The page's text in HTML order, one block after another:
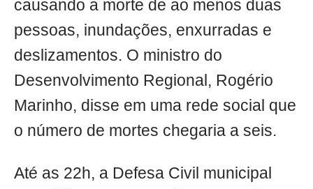
causando a morte de ao menos duas
pessoas, inundações, enxurradas e
deslizamentos. O ministro do
Desenvolvimento Regional, Rogério
Marinho, disse em uma rede social que
o número de mortes chegaria a seis.
Até as 22h, a Defesa Civil municipal